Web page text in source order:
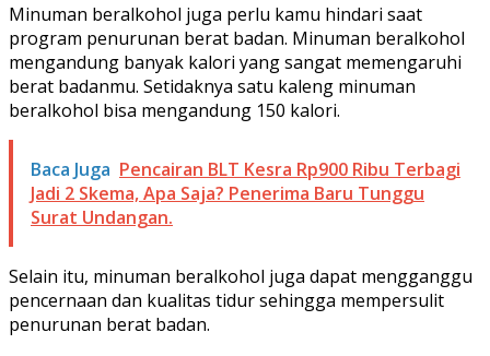
Minuman beralkohol juga perlu kamu hindari saat
program penurunan berat badan. Minuman beralkohol
mengandung banyak kalori yang sangat memengaruhi
berat badanmu. Setidaknya satu kaleng minuman
beralkohol bisa mengandung 150 kalori.
Baca Juga Pencairan BLT Kesra Rp900 Ribu Terbagi
Jadi 2 Skema, Apa Saja? Penerima Baru Tunggu
Surat Undangan.
Selain itu, minuman beralkohol juga dapat mengganggu
pencernaan dan kualitas tidur sehingga mempersulit
penurunan berat badan.